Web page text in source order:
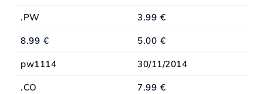
.PW 3.99 €
8.99 € 5.00 €
pw1114 30/11/2014
.CO 7.99 €